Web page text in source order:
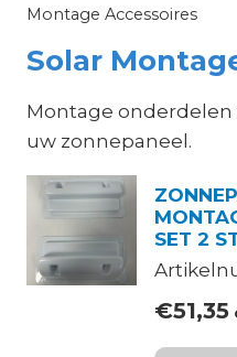
Montage Accessoires
Solar
Montage onderdelen
uw zonnepaneel.
SET 2
€51,35